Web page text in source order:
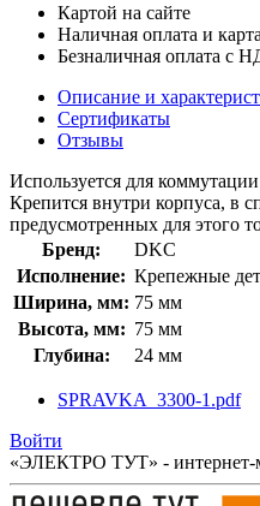
Картой на сайте
Наличная оплата и
Безналичная оплата с
Описание и
Сертификаты
Отзывы
Используется для
Крепится внутри корпуса, в
предусмотренных для этого
Бренд:
DKC
Исполнение: Крепежные
Ширина, мм: 75 мм
Высота, мм: 75 мм
Глубина:
24 мм
SPRAVKA_3300-1.pdf
Войти
«ЭЛЕКТРО ТУТ» - интернет-